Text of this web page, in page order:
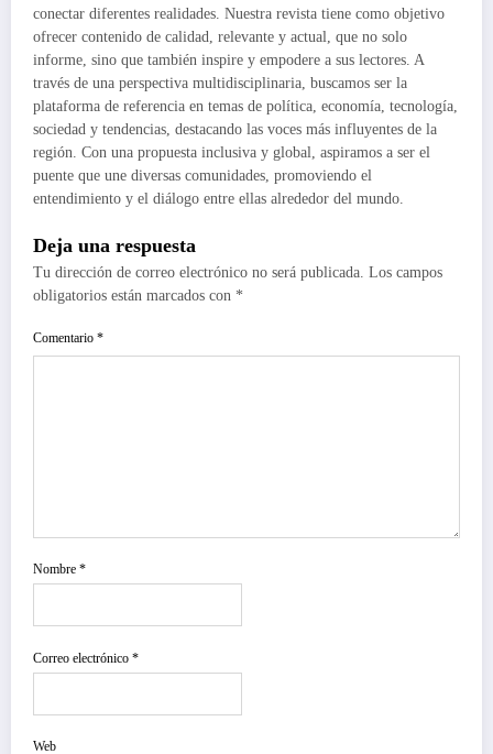
conectar diferentes realidades. Nuestra revista tiene como objetivo
ofrecer contenido de calidad, relevante y actual, que no solo
informe, sino que también inspire y empodere a sus lectores. A
través de una perspectiva multidisciplinaria, buscamos ser la
plataforma de referencia en temas de política, economía, tecnología,
sociedad y tendencias, destacando las voces más influyentes de la
región. Con una propuesta inclusiva y global, aspiramos a ser el
puente que une diversas comunidades, promoviendo el
entendimiento y el diálogo entre ellas alrededor del mundo.
Deja una respuesta
Tu dirección de correo electrónico no será publicada. Los campos
obligatorios están marcados con *
Comentario *
Nombre *
Correo electrónico *
Web